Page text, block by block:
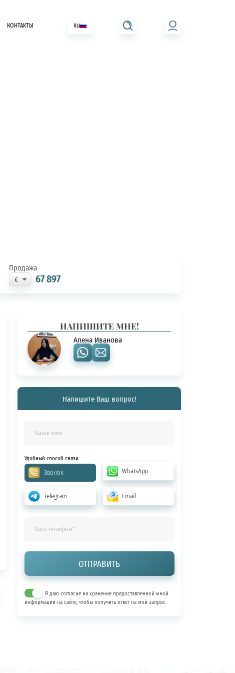
КОНТАКТЫ RU
Продажа
67 897
НАПИШИТЕ МНЕ!
Алена Иванова
Напишите Ваш вопрос!
Удобный способ связи
Звонок WhatsApp
Telegram Email
Я даю согласие на хранение предоставленной мной
информации на сайте, чтобы получить ответ на мой запрос.